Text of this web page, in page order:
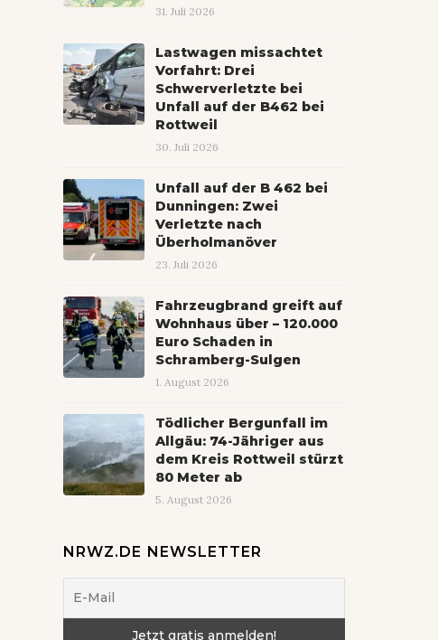
31. Juli 2026
Lastwagen missachtet
Vorfahrt: Drei
Schwerverletzte bei
Unfall auf der B462 bei
Rottweil
30. Juli 2026
Unfall auf der B 462 bei
Dunningen: Zwei
Verletzte nach
Überholmanöver
23. Juli 2026
Fahrzeugbrand greift auf
Wohnhaus über – 120.000
Euro Schaden in
Schramberg-Sulgen
1. August 2026
Tödlicher Bergunfall im
Allgäu: 74-Jähriger aus
dem Kreis Rottweil stürzt
80 Meter ab
5. August 2026
NRWZ.DE NEWSLETTER